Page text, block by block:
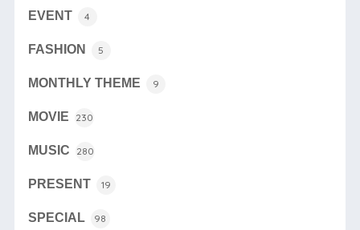
EVENT 4
FASHION 5
MONTHLY THEME 9
MOVIE 230
MUSIC 280
PRESENT 19
SPECIAL 98